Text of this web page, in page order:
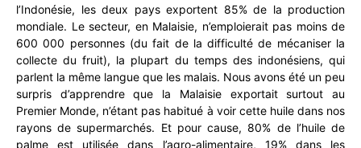
l’Indonésie, les deux pays exportent 85% de la production
mondiale. Le secteur, en Malaisie, n’emploierait pas moins de
600 000 personnes (du fait de la difficulté de mécaniser la
collecte du fruit), la plupart du temps des indonésiens, qui
parlent la même langue que les malais. Nous avons été un peu
surpris d’apprendre que la Malaisie exportait surtout au
Premier Monde, n’étant pas habitué à voir cette huile dans nos
rayons de supermarchés. Et pour cause, 80% de l’huile de
palme est utilisée dans l’agro-alimentaire, 19% dans les